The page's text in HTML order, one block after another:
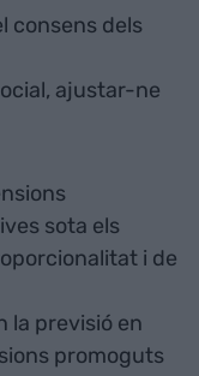
consens dels
ajustar-ne
sota els
i de
la previsió en
promoguts